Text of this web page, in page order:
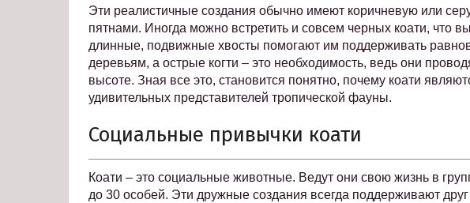
Эти реалистичные создания обычно имеют коричневую или
пятнами. Иногда можно встретить и совсем черных коати, что
длинные, подвижные хвосты помогают им поддерживать
деревьям, а острые когти – это необходимость, ведь они
высоте. Зная все это, становится понятно, почему коати
удивительных представителей тропической фауны.
Социальные привычки коати
Коати – это социальные животные. Ведут они свою жизнь в
до 30 особей. Эти дружные создания всегда поддерживают